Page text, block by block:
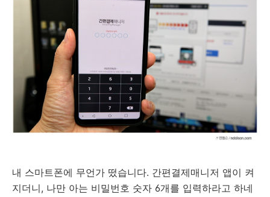
내 스마트폰에 무언가 떴습니다. 간편결제매니저 앱이 켜
지더니, 나만 아는 비밀번호 숫자 6개를 입력하라고 하네